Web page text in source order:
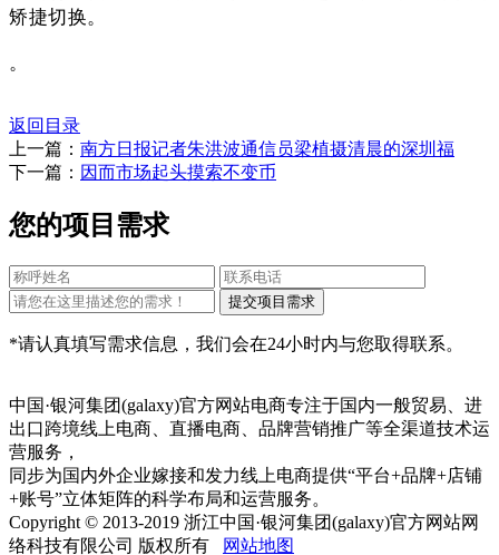
矫捷切换。
。
返回目录
上一篇： 南方日报记者朱洪波通信员梁植摄清晨的深圳福
下一篇： 因而市场起头摸索不变币
您的项目需求
*请认真填写需求信息，我们会在24小时内与您取得联系。
中国·银河集团(galaxy)官方网站电商专注于国内一般贸易、进
出口跨境线上电商、直播电商、品牌营销推广等全渠道技术运
营服务，
同步为国内外企业嫁接和发力线上电商提供“平台+品牌+店铺
+账号”立体矩阵的科学布局和运营服务。
Copyright © 2013-2019 浙江中国·银河集团(galaxy)官方网站网
络科技有限公司 版权所有
网站地图